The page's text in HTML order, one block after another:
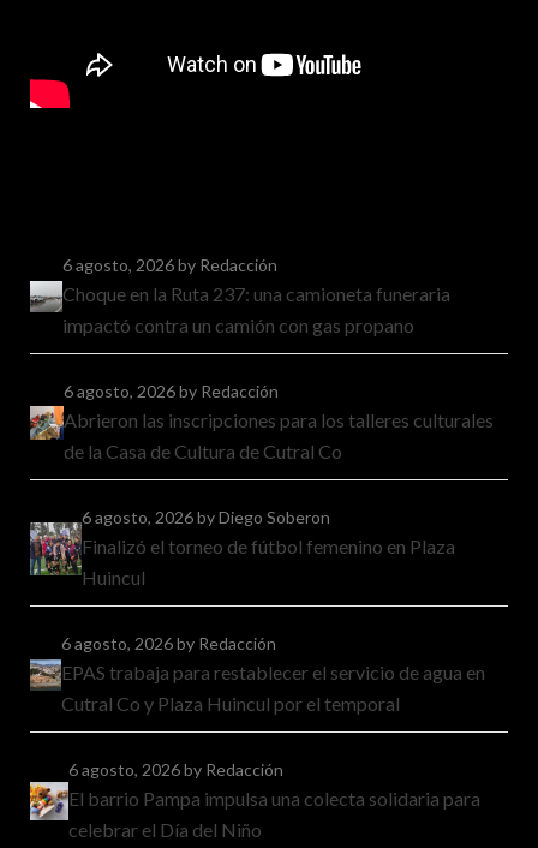
6 agosto, 2026by Redacción
Choque en la Ruta 237: una camioneta funeraria
impactó contra un camión con gas propano
6 agosto, 2026by Redacción
Abrieron las inscripciones para los talleres culturales
de la Casa de Cultura de Cutral Co
6 agosto, 2026by Diego Soberon
Finalizó el torneo de fútbol femenino en Plaza
Huincul
6 agosto, 2026by Redacción
EPAS trabaja para restablecer el servicio de agua en
Cutral Co y Plaza Huincul por el temporal
6 agosto, 2026by Redacción
El barrio Pampa impulsa una colecta solidaria para
celebrar el Día del Niño